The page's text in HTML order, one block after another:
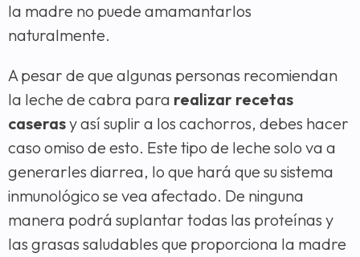
la madre no puede amamantarlos
naturalmente.
A pesar de que algunas personas recomiendan
la leche de cabra para realizar recetas
caserasy así suplir a los cachorros, debes hacer
caso omiso de esto. Este tipo de leche solo va a
generarles diarrea, lo que hará que su sistema
inmunológico se vea afectado. De ninguna
manera podrá suplantar todas las proteínas y
las grasas saludables que proporciona la madre